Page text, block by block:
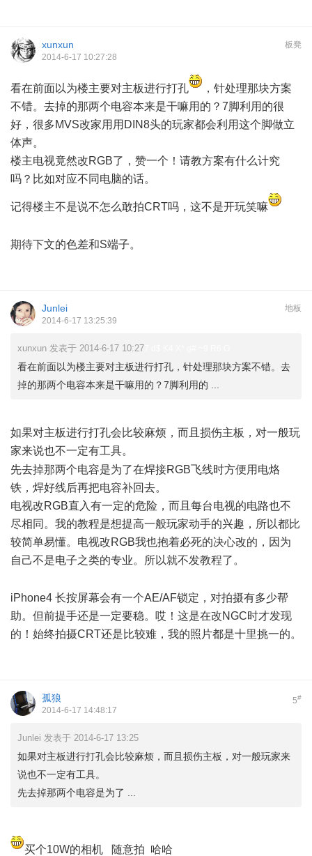
板凳
xunxun
2014-6-17 10:27:28
看在前面以为楼主要对主板进行打孔
，针处理那块方案
不错。去掉的那两个电容本来是干嘛用的？7脚利用的很
好，很多MVS改家用用DIN8头的玩家都会利用这个脚做立
体声。
楼主电视竟然改RGB了，赞一个！请教方案有什么计究
吗？比如对应不同电脑的话。
记得楼主不是说不怎么敢拍CRT吗，这不是开玩笑嘛
期待下文的色差和S端子。
地板
Junlei
2014-6-17 13:25:39
xunxun 发表于 2014-6-17 10:27
看在前面以为楼主要对主板进行打孔，针处理那块方案不错。去
掉的那两个电容本来是干嘛用的？7脚利用的 ...
如果对主板进行打孔会比较麻烦，而且损伤主板，对一般玩
家来说也不一定有工具。
先去掉那两个电容是为了在焊接RGB飞线时方便用电烙
铁，焊好线后再把电容补回去。
电视改RGB直入有一定的危险，而且每台电视的电路也不
尽相同。我的教程是想提高一般玩家动手的兴趣，所以都比
较简单易懂。电视改RGB我也抱着必死的决心改的，因为
自己不是电子之类的专业。所以就不发教程了。
iPhone4 长按屏幕会有一个AE/AF锁定，对拍摄有多少帮
助。但前提手还是一定要稳。哎！这是在改NGC时才发现
的！始终拍摄CRT还是比较难，我的照片都是十里挑一的。
5#
孤狼
2014-6-17 14:48:17
Junlei 发表于 2014-6-17 13:25
如果对主板进行打孔会比较麻烦，而且损伤主板，对一般玩家来
说也不一定有工具。
先去掉那两个电容是为了 ...
买个10W的相机 随意拍 哈哈